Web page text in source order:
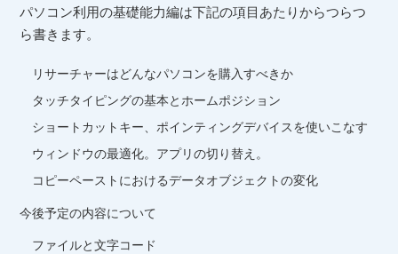
パソコン利用の基礎能力編は下記の項目あたりからつらつ
ら書きます。
リサーチャーはどんなパソコンを購入すべきか
タッチタイピングの基本とホームポジション
ショートカットキー、ポインティングデバイスを使いこなす
ウィンドウの最適化。アプリの切り替え。
コピーペーストにおけるデータオブジェクトの変化
今後予定の内容について
ファイルと文字コード